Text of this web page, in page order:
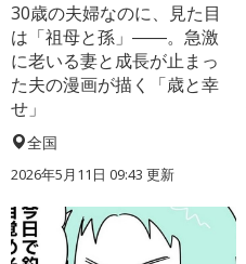
30歳の夫婦なのに、見た目
は「祖母と孫」――。急激
に老いる妻と成長が止まっ
た夫の漫画が描く「歳と幸
せ」
全国
2026年5月11日 09:43 更新